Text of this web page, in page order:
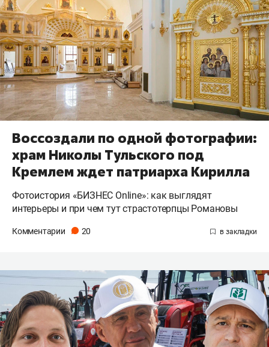
Воссоздали по одной фотографии:
храм Николы Тульского под
Кремлем ждет патриарха Кирилла
Фотоистория «БИЗНЕС Online»: как выглядят
интерьеры и при чем тут страстотерпцы Романовы
Комментарии 20